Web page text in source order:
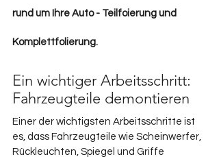
rund um Ihre Auto - Teilfoierung und
Komplettfolierung.
Ein wichtiger Arbeitsschritt:
Fahrzeugteile demontieren
Einer der wichtigsten Arbeitsschritte ist
es, dass Fahrzeugteile wie Scheinwerfer,
Rückleuchten, Spiegel und Griffe